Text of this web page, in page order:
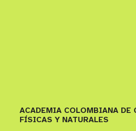
ACADEMIA COLOMBIANA DE
FÍSICAS Y NATURALES